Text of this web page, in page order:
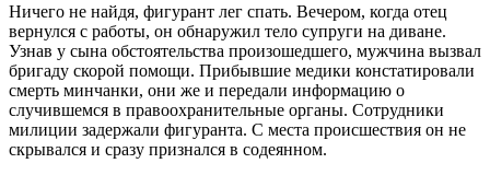
Ничего не найдя, фигурант лег спать. Вечером, когда отец
вернулся с работы, он обнаружил тело супруги на диване.
Узнав у сына обстоятельства произошедшего, мужчина вызвал
бригаду скорой помощи. Прибывшие медики констатировали
смерть минчанки, они же и передали информацию о
случившемся в правоохранительные органы. Сотрудники
милиции задержали фигуранта. С места происшествия он не
скрывался и сразу признался в содеянном.